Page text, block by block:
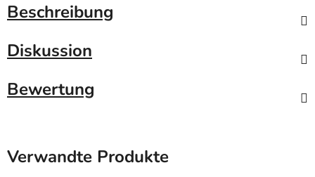
Beschreibung
Diskussion
Bewertung
Verwandte Produkte